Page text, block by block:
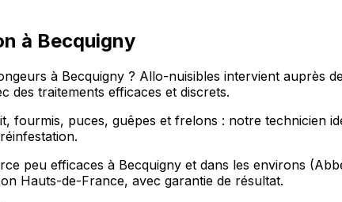
à Becquigny
à Becquigny ? Allo-nuisibles intervient auprès
des traitements efficaces et discrets.
fourmis, puces, guêpes et frelons : notre technicien
peu efficaces à Becquigny et dans les environs
Hauts-de-France, avec garantie de résultat.